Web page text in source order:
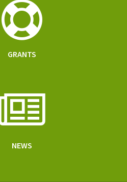
GRANTS
NEWS